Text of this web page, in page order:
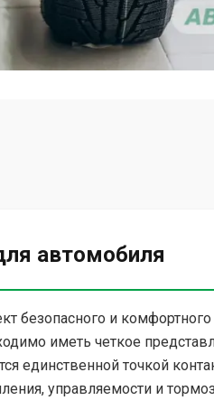
автомобиля
безопасного и
иметь четкое
единственной точкой
управляемости и